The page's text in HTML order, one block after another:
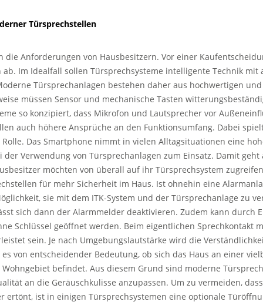
Türsprechstellen
die Anforderungen von Hausbesitzern. Vor einer
Im Idealfall sollen Türsprechsysteme intelligente Technik mit
Türsprechanlagen bestehen daher aus hochwertigen
müssen Sensor und mechanische Tasten
so konzipiert, dass Mikrofon und Lautsprecher vor
auch höhere Ansprüche an den Funktionsumfang. Dabei
Das Smartphone nimmt in vielen Alltagsituationen eine
Verwendung von Türsprechanlagen zum Einsatz. Damit geht
möchten von überall auf ihr Türsprechsystem
für mehr Sicherheit im Haus. Ist ohnehin eine
sie mit dem ITK-System und der Türsprechanlage zu
sich dann der Alarmmelder deaktivieren. Zudem kann durch
Schlüssel geöffnet werden. Beim eigentlichen Sprechkontakt
sein. Je nach Umgebungslautstärke wird die
von entscheidender Bedeutung, ob sich das Haus an einer
befindet. Aus diesem Grund sind moderne
an die Geräuschkulisse anzupassen. Um zu vermeiden,
ertönt, ist in einigen Türsprechsystemen eine optionale